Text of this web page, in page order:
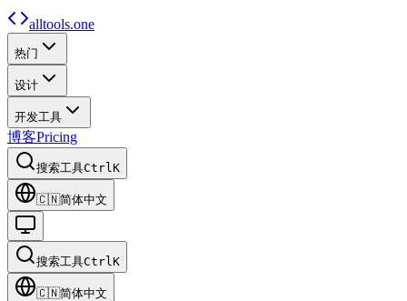
alltools.one
热门
设计
开发工具
博客Pricing
搜索工具CtrlK
🇨🇳简体中文
搜索工具CtrlK
🇨🇳简体中文